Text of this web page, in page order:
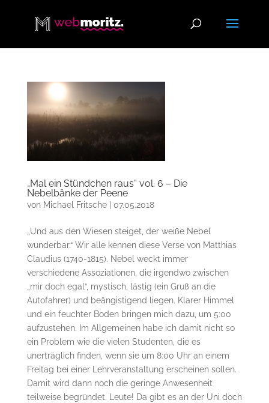
„Mal ein Stündchen raus“ vol. 6 – Die
Nebelbänke der Peene
von Michael Fritsche| 07.05.2018
„Und aus den Wiesen steiget, der weiße Nebel
wunderbar.“ Wir alle kennen diese Verse von Matthias
Claudius (1740-1815). Nebel weckt immer
verschiedene Assoziationen, die irgendwo zwischen
„mir doch egal“, mystisch, lästig (ein Gruß an die
Autofahrer) und beängistigend liegen. Klarer Himmel
und ein feuchter Boden bringen mich dazu, um 5:00
aufzustehen. Im Allgemeinen habe ich damit nicht so
ein Problem wie die vielen Studenten, die es
unerträglich finden, wenn sie um 8:00 Uhr an einem
Freitag bei einer Lehrveranstaltung erscheinen sollen.
Damit wird dann noch die geringe Anwesenheit
teilweise begründet. Leute! Da gibt es an der Uni doch